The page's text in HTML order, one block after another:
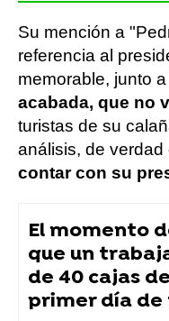
Su mención a
referencia al
memorable, junto
acabada, que no
turistas de su
análisis, de verdad
contar con su
El momento
que un
de 40 cajas
primer día